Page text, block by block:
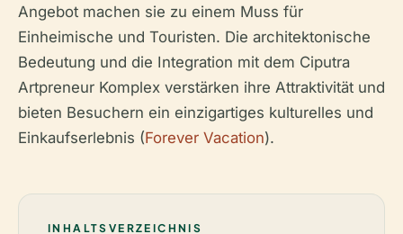
Angebot machen sie zu einem Muss für
Einheimische und Touristen. Die architektonische
Bedeutung und die Integration mit dem Ciputra
Artpreneur Komplex verstärken ihre Attraktivität und
bieten Besuchern ein einzigartiges kulturelles und
Einkaufserlebnis (Forever Vacation).
INHALTSVERZEICHNIS